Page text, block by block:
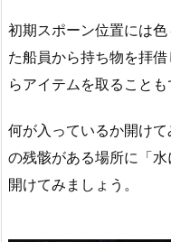
初期スポーン位置には
た船員から持ち物を拝
らアイテムを取ることも
何が入っているか開け
の残骸がある場所に「水
開けてみましょう。